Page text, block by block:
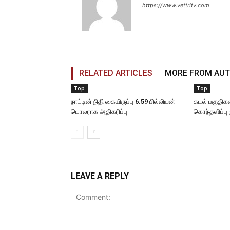
https://www.vettritv.com
RELATED ARTICLES MORE FROM
Top
நாட்டின் நிதி கையிருப்பு 6.59 பில்லியன்
டொலராக அதிகரிப்பு
Top
கடல்
கொந்தளிப்பு
LEAVE A REPLY